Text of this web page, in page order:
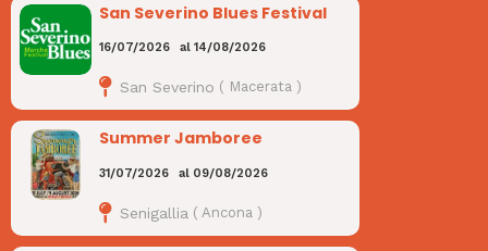
San Severino Blues Festival
16/07/2026 al14/08/2026
San Severino ( Macerata )
Summer Jamboree
31/07/2026 al 09/08/2026
Senigallia ( Ancona )